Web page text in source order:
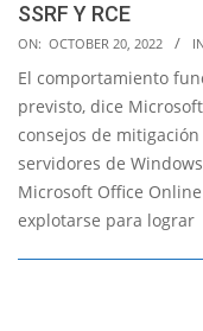
SSRF Y RCE
2022-
10-
20
ON: OCTOBER 20, 2022
El comportamiento
previsto, dice
consejos de
servidores de
Microsoft Office
explotarse para lograr